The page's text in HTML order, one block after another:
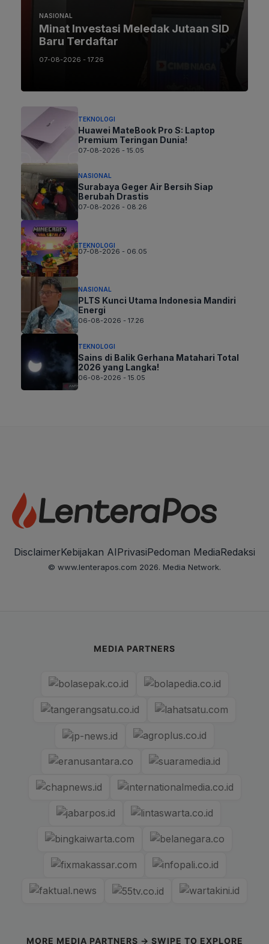
NASIONAL
Minat Investasi Meledak Jutaan SID
Baru Terdaftar
07-08-2026 - 17.26
TEKNOLOGI
Huawei MateBook Pro S: Laptop
Premium Teringan Dunia!
07-08-2026 - 15.05
NASIONAL
Surabaya Geger Air Bersih Siap
Berubah Drastis
07-08-2026 - 08.26
TEKNOLOGI
07-08-2026 - 06.05
NASIONAL
PLTS Kunci Utama Indonesia Mandiri
Energi
06-08-2026 - 17.26
TEKNOLOGI
Sains di Balik Gerhana Matahari Total
2026 yang Langka!
06-08-2026 - 15.05
DisclaimerKebijakan AIPrivasiPedoman MediaRedaksi
© www.lenterapos.com 2026. Media Network.
MEDIA PARTNERS
MORE MEDIA PARTNERS → SWIPE TO EXPLORE